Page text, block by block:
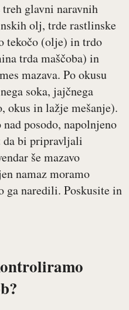
glavni naravnih
olj, trde rastlinske
tekočo (olje) in trdo
trda maščoba) in
mazava. Po okusu
soka, jajčnega
okus in lažje mešanje).
posodo, napolnjeno
da bi pripravljali
še mazavo
namaz moramo
ga naredili. Poskusite in